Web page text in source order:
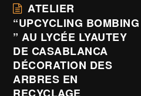
ATELIER
“UPCYCLING BOMBING
” AU LYCÉE LYAUTEY
DE CASABLANCA
DÉCORATION DES
ARBRES EN